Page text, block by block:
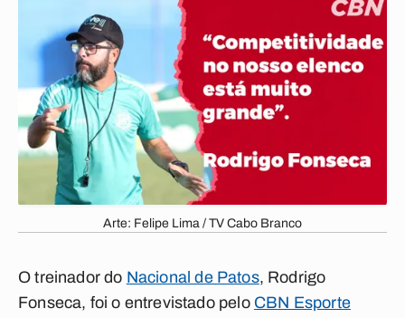
Arte: Felipe Lima / TV Cabo Branco
O treinador do Nacional de Patos, Rodrigo
Fonseca, foi o entrevistado pelo CBN Esporte